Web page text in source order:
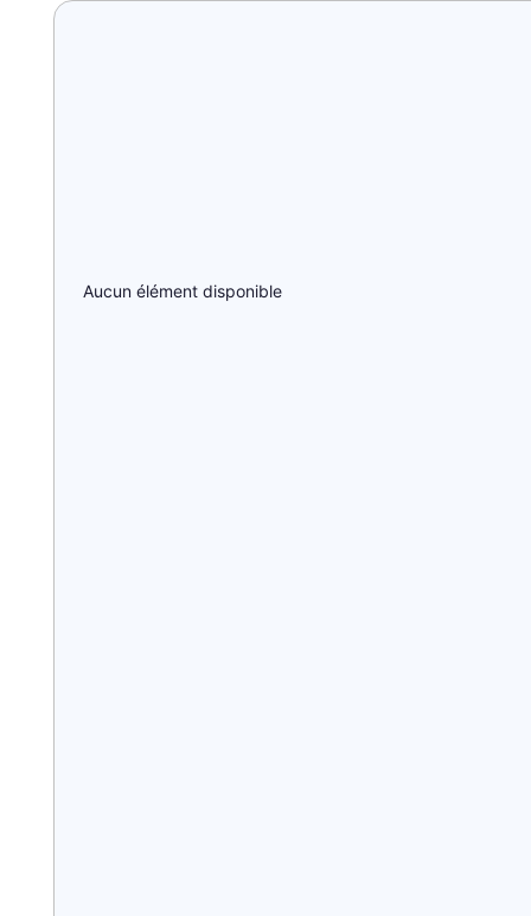
Aucun élément disponible